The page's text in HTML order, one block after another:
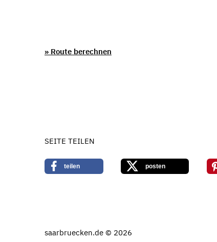
» Route berechnen
SEITE TEILEN
teilen posten
saarbruecken.de © 2026